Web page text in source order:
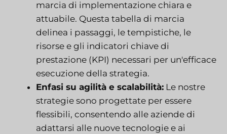
marcia di implementazione chiara e
attuabile. Questa tabella di marcia
delinea i passaggi, le tempistiche, le
risorse e gli indicatori chiave di
prestazione (KPI) necessari per un'efficace
esecuzione della strategia.
Enfasi su agilità e scalabilità: Le nostre
strategie sono progettate per essere
flessibili, consentendo alle aziende di
adattarsi alle nuove tecnologie e ai